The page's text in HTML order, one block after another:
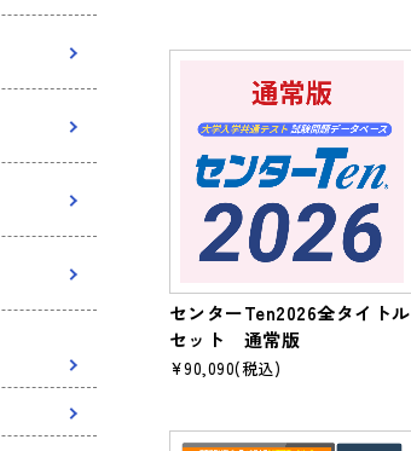
センターTen2026全タイトル
セット 通常版
¥90,090(税込)